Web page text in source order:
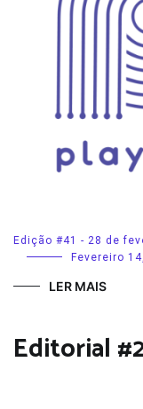
Edição #41 - 28 de
Fevereiro
LER MAIS
Editorial